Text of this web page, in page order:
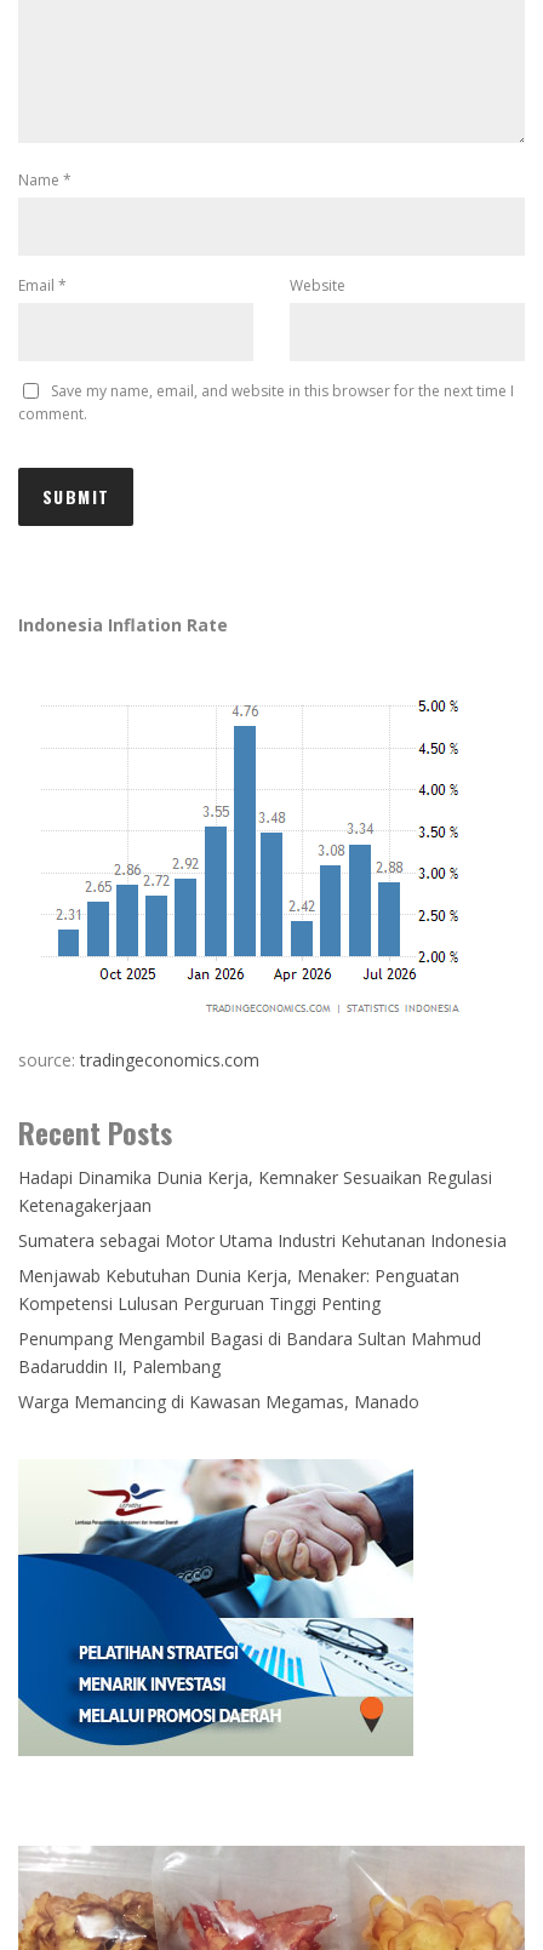
Name *
Email * Website
Save my name, email, and website in this browser for the next time I
comment.
Indonesia Inflation Rate
source:tradingeconomics.com
Recent Posts
Hadapi Dinamika Dunia Kerja, Kemnaker Sesuaikan Regulasi
Ketenagakerjaan
Sumatera sebagai Motor Utama Industri Kehutanan Indonesia
Menjawab Kebutuhan Dunia Kerja, Menaker: Penguatan
Kompetensi Lulusan Perguruan Tinggi Penting
Penumpang Mengambil Bagasi di Bandara Sultan Mahmud
Badaruddin II, Palembang
Warga Memancing di Kawasan Megamas, Manado